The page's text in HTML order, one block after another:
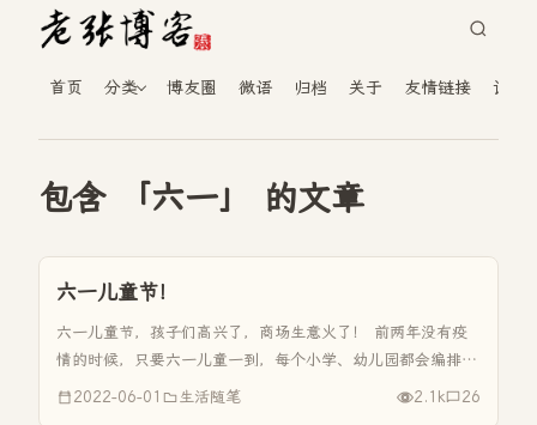
首页 分类 博友圈 微语 归档 关于 友情链接 读者
包含 「六一」 的文章
六一儿童节！
六一儿童节，孩子们高兴了，商场生意火了！ 前两年没有疫
情的时候，只要六一儿童一到，每个小学、幼儿园都会编排出
一场大型的演出。原则上都会从每个年级里选择两三个非常优
2022-06-01 生活随笔 2.1k 26